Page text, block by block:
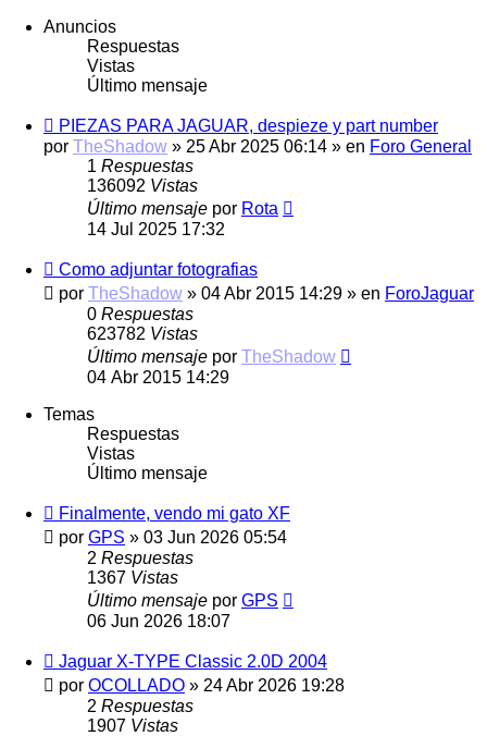
Anuncios
Respuestas
Vistas
Último mensaje
PIEZAS PARA JAGUAR, despieze y part number
por TheShadow » 25 Abr 2025 06:14 » en Foro General
1 Respuestas
136092 Vistas
Último mensaje por Rota
14 Jul 2025 17:32
Como adjuntar fotografias
por TheShadow » 04 Abr 2015 14:29 » en ForoJaguar
0 Respuestas
623782 Vistas
Último mensaje por TheShadow
04 Abr 2015 14:29
Temas
Respuestas
Vistas
Último mensaje
Finalmente, vendo mi gato XF
por GPS » 03 Jun 2026 05:54
2 Respuestas
1367 Vistas
Último mensaje por GPS
06 Jun 2026 18:07
Jaguar X-TYPE Classic 2.0D 2004
por OCOLLADO » 24 Abr 2026 19:28
2 Respuestas
1907 Vistas